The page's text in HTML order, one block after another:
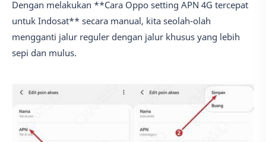
Dengan melakukan **Cara Oppo setting APN 4G tercepat
untuk Indosat** secara manual, kita seolah-olah
mengganti jalur reguler dengan jalur khusus yang lebih
sepi dan mulus.